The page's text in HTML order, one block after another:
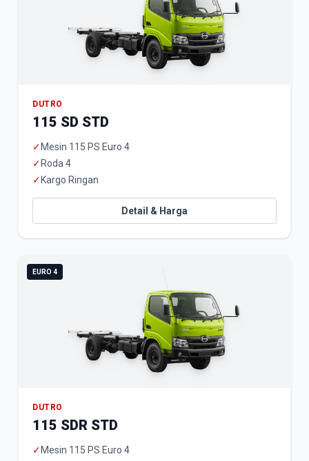
DUTRO
115 SD STD
✓ Mesin 115 PS Euro 4
✓ Roda 4
✓ Kargo Ringan
Detail & Harga
EURO 4
DUTRO
115 SDR STD
✓ Mesin 115 PS Euro 4